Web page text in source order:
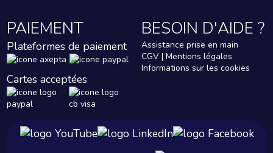
PAIEMENT
Plateformes de paiement
Cartes acceptées
BESOIN D'AIDE ?
Assistance prise en main
CGV | Mentions légales
Informations sur les cookies